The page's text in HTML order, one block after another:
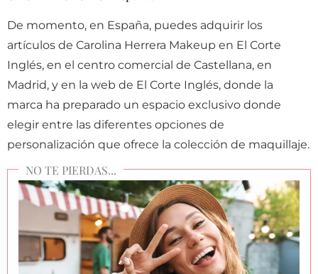
De momento, en España, puedes adquirir los
artículos de Carolina Herrera Makeup en El Corte
Inglés, en el centro comercial de Castellana, en
Madrid, y en la web de El Corte Inglés, donde la
marca ha preparado un espacio exclusivo donde
elegir entre las diferentes opciones de
personalización que ofrece la colección de maquillaje.